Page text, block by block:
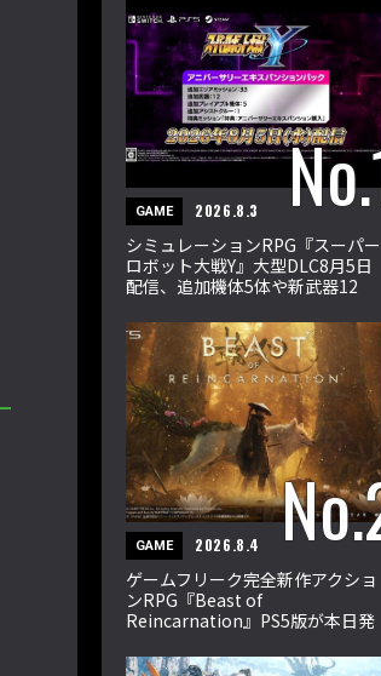
GAME 2026.8.3
シミュレーションRPG『スーパー
ロボット大戦Y』大型DLC8月5日
配信、追加機体5体や新武器12
GAME 2026.8.4
ゲームフリーク完全新作アクショ
ンRPG『Beast of
Reincarnation』PS5版が本日発